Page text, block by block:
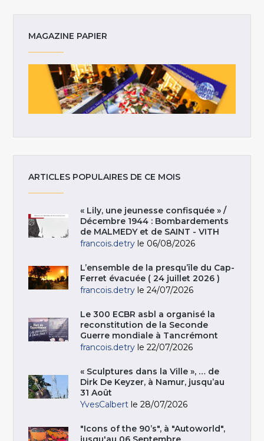
MAGAZINE PAPIER
ARTICLES POPULAIRES DE CE MOIS
« Lily, une jeunesse confisquée » /
Décembre 1944 : Bombardements
de MALMEDY et de SAINT - VITH
francois.detry le 06/08/2026
L’ensemble de la presqu’île du Cap-
Ferret évacuée ( 24 juillet 2026 )
francois.detry le 24/07/2026
Le 300 ECBR asbl a organisé la
reconstitution de la Seconde
Guerre mondiale à Tancrémont
francois.detry le 22/07/2026
« Sculptures dans la Ville », … de
Dirk De Keyzer, à Namur, jusqu’au
31 Août
YvesCalbert le 28/07/2026
"Icons of the 90’s", à "Autoworld",